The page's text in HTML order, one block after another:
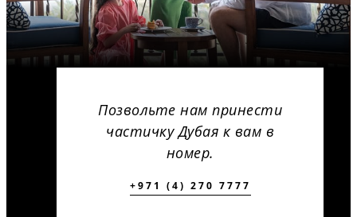
Позвольте нам принести
частичку Дубая к вам в
номер.
+971 (4) 270 7777